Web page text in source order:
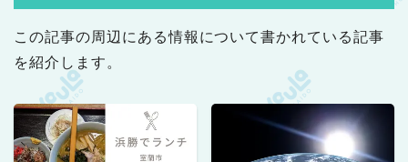
この記事の周辺にある情報について書かれている記事
を紹介します。